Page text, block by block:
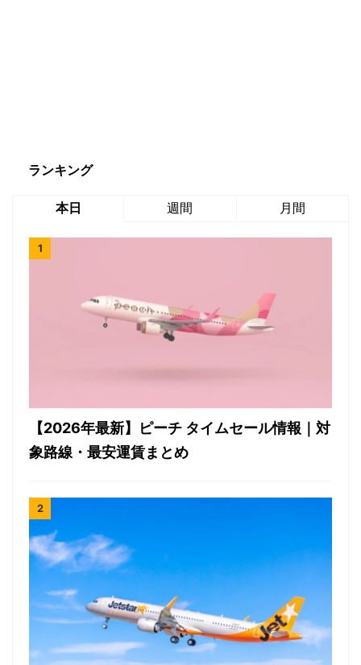
ランキング
本日 週間 月間
【2026年最新】ピーチ タイムセール情報｜対
象路線・最安運賃まとめ